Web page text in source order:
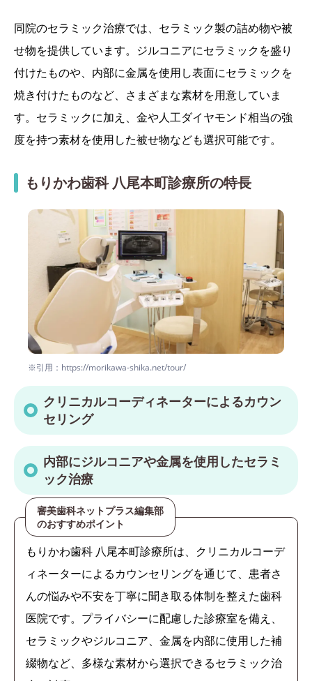
同院のセラミック治療では、セラミック製の詰め物や被
せ物を提供しています。ジルコニアにセラミックを盛り
付けたものや、内部に金属を使用し表面にセラミックを
焼き付けたものなど、さまざまな素材を用意していま
す。セラミックに加え、金や人工ダイヤモンド相当の強
度を持つ素材を使用した被せ物なども選択可能です。
もりかわ歯科 八尾本町診療所の特長
※引用：https://morikawa-shika.net/tour/
クリニカルコーディネーターによるカウン
セリング
内部にジルコニアや金属を使用したセラミ
ック治療
審美歯科ネットプラス編集部
のおすすめポイント
もりかわ歯科 八尾本町診療所は、クリニカルコーデ
ィネーターによるカウンセリングを通じて、患者さ
んの悩みや不安を丁寧に聞き取る体制を整えた歯科
医院です。プライバシーに配慮した診療室を備え、
セラミックやジルコニア、金属を内部に使用した補
綴物など、多様な素材から選択できるセラミック治